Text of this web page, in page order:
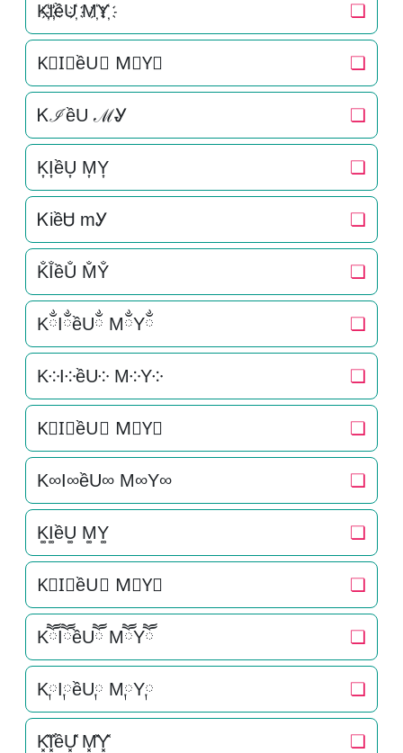
K҉I҉ềU҉ M҉Y҉ ❏
K⃜I⃜ềU⃜ M⃜Y⃜ ❏
ᏦℐềU ℳᎽ ❏
K͎I͎ềU͎ M͎Y͎ ❏
ᏦiềᏌ mᎩ ❏
K̐I̐ềU̐ M̐Y̐ ❏
KྂIྂềUྂ MྂYྂ ❏
K༶I༶ềU༶ M༶Y༶ ❏
K⃕I⃕ềU⃕ M⃕Y⃕ ❏
K∞I∞ềU∞ M∞Y∞ ❏
K͚I͚ềU͚ M͚Y͚ ❏
K⃒I⃒ềU⃒ M⃒Y⃒ ❏
KཽIཽềUཽ MཽYཽ ❏
K༙I༙ềU༙ M༙Y༙ ❏
K͓̽I͓̽ềU͓̽ M͓̽Y͓̽ ❏